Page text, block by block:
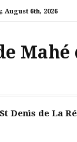
August 6th, 2026
Denis de La